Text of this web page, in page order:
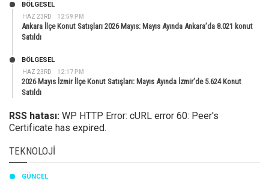
HAZ 23RD 12:59 PM
BÖLGESEL
Ankara İlçe Konut Satışları 2026 Mayıs: Mayıs Ayında Ankara’da 8.021 konut
Satıldı
HAZ 23RD 12:17 PM
BÖLGESEL
2026 Mayıs İzmir İlçe Konut Satışları: Mayıs Ayında İzmir’de 5.624 Konut
Satıldı
RSS hatası: WP HTTP Error: cURL error 60: Peer's
Certificate has expired.
TEKNOLOJI
GÜNCEL